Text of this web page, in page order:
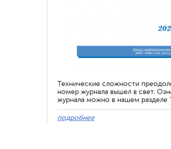
Технические сложности
номер журнала вышел в свет.
журнала можно в нашем разделе
подробнее